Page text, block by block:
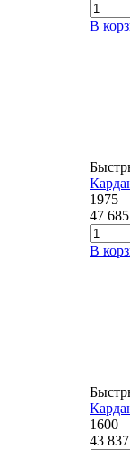
В
1975
47 685
В
1600
43 837